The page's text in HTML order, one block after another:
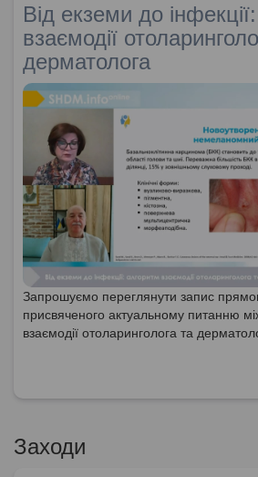
Від екземи до
взаємодії
дерматолога
Запрошуємо переглянути запис
присвяченого актуальному питанню
взаємодії отоларинголога та
Заходи